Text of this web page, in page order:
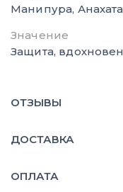
Манипура,
Значение
Защита,
ОТЗЫВЫ
ДОСТАВКА
ОПЛАТА